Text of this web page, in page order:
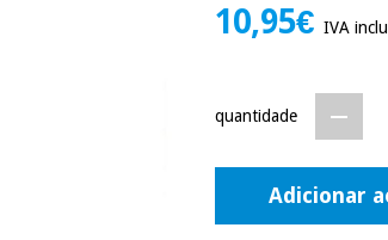
10,95€IVA
quantidade
Adicionar